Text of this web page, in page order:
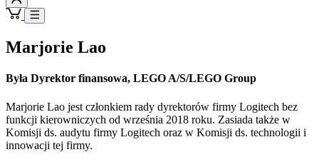
Marjorie Lao
Była Dyrektor finansowa, LEGO A/S/LEGO Group
Marjorie Lao jest członkiem rady dyrektorów firmy Logitech bez
funkcji kierowniczych od września 2018 roku. Zasiada także w
Komisji ds. audytu firmy Logitech oraz w Komisji ds. technologii i
innowacji tej firmy.